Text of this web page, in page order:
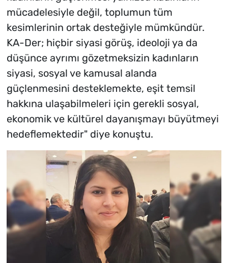
mücadelesiyle değil, toplumun tüm
kesimlerinin ortak desteğiyle mümkündür.
KA-Der; hiçbir siyasi görüş, ideoloji ya da
düşünce ayrımı gözetmeksizin kadınların
siyasi, sosyal ve kamusal alanda
güçlenmesini desteklemekte, eşit temsil
hakkına ulaşabilmeleri için gerekli sosyal,
ekonomik ve kültürel dayanışmayı büyütmeyi
hedeflemektedir" diye konuştu.